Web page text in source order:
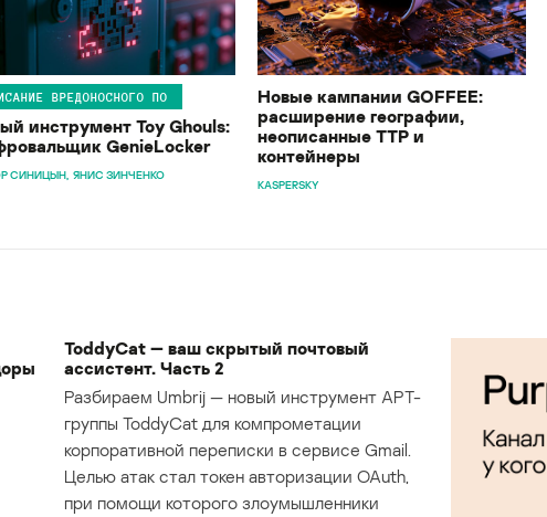
ВРЕДОНОСНОГО ПО
инструмент Toy Ghouls:
GenieLocker
СИНИЦЫН ЯНИС ЗИНЧЕНКО
Новые кампании GOFFEE:
расширение географии,
неописанные TTP и
контейнеры
KASPERSKY
ToddyCat — ваш скрытый почтовый
ассистент. Часть 2
Разбираем Umbrij — новый инструмент APT-
группы ToddyCat для компрометации
корпоративной переписки в сервисе Gmail.
Целью атак стал токен авторизации OAuth,
при помощи которого злоумышленники